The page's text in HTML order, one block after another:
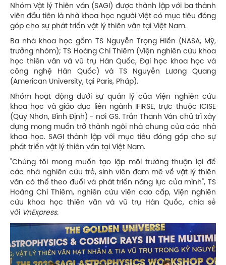
Nhóm Vật lý Thiên văn (SAGI) được thành lập với ba thành
viên đầu tiên là nhà khoa học người Việt có mục tiêu đóng
góp cho sự phát triển vật lý thiên văn tại Việt Nam.
Ba nhà khoa học gồm TS Nguyễn Trọng Hiền (NASA, Mỹ,
trưởng nhóm); TS Hoàng Chí Thiêm (Viện nghiên cứu khoa
học thiên văn và vũ trụ Hàn Quốc, Đại học khoa học và
công nghệ Hàn Quốc) và TS Nguyễn Lương Quang
(American University, tại Paris, Pháp).
Nhóm hoạt động dưới sự quản lý của Viện nghiên cứu
khoa học và giáo dục liên ngành IFIRSE, trực thuộc ICISE
(Quy Nhơn, Bình Định) - nơi GS. Trần Thanh Vân chủ trì xây
dựng mong muốn trở thành ngôi nhà chung của các nhà
khoa học. SAGI thành lập với mục tiêu đóng góp cho sự
phát triển vật lý thiên văn tại Việt Nam.
"Chúng tôi mong muốn tạo lập môi trường thuận lợi để
các nhà nghiên cứu trẻ, sinh viên đam mê về vật lý thiên
văn có thể theo đuổi và phát triển năng lực của mình", TS
Hoàng Chí Thiêm, nghiên cứu viên cao cấp, Viện nghiên
cứu khoa học thiên văn và vũ trụ Hàn Quốc, chia sẻ
với VnExpress.